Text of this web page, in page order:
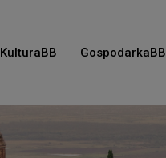
KulturaBB GospodarkaBB